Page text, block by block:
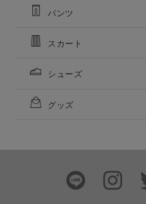
パンツ
スカート
シューズ
グッズ